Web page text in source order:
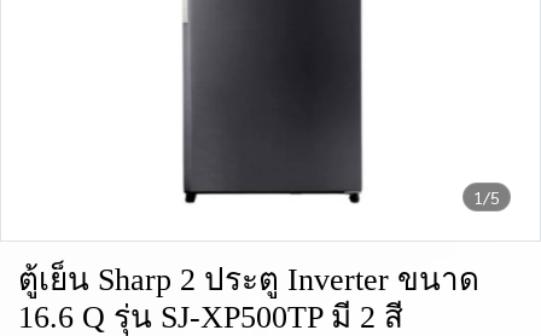
1/5
ตู้เย็น Sharp 2 ประตู Inverter ขนาด
16.6 Q รุ่น SJ-XP500TP มี 2 สี